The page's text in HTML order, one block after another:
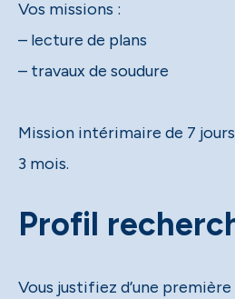
Vos missions :
– lecture de plans
– travaux de soudure
Mission intérimaire de 7 jours
3 mois.
Profil
Vous justifiez d’une